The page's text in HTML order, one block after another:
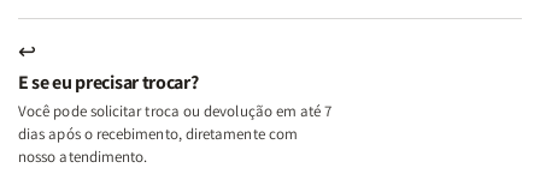
↩
E se eu precisar trocar?
Você pode solicitar troca ou devolução em até 7
dias após o recebimento, diretamente com
nosso atendimento.